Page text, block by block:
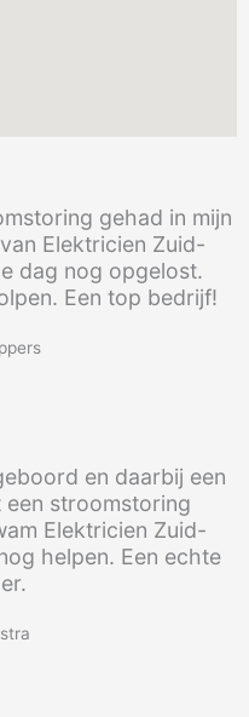
gehad in mijn
Elektricien Zuid-
dag nog opgelost.
Een top bedrijf!
en daarbij een
stroomstoring
Elektricien Zuid-
helpen. Een echte